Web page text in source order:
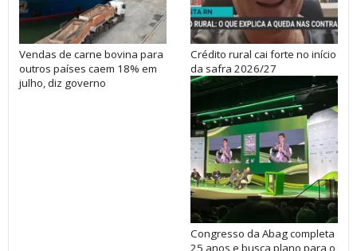
Vendas de carne bovina para
outros países caem 18% em
julho, diz governo
Crédito rural cai forte no início
da safra 2026/27
Congresso da Abag completa
25 anos e busca plano para o